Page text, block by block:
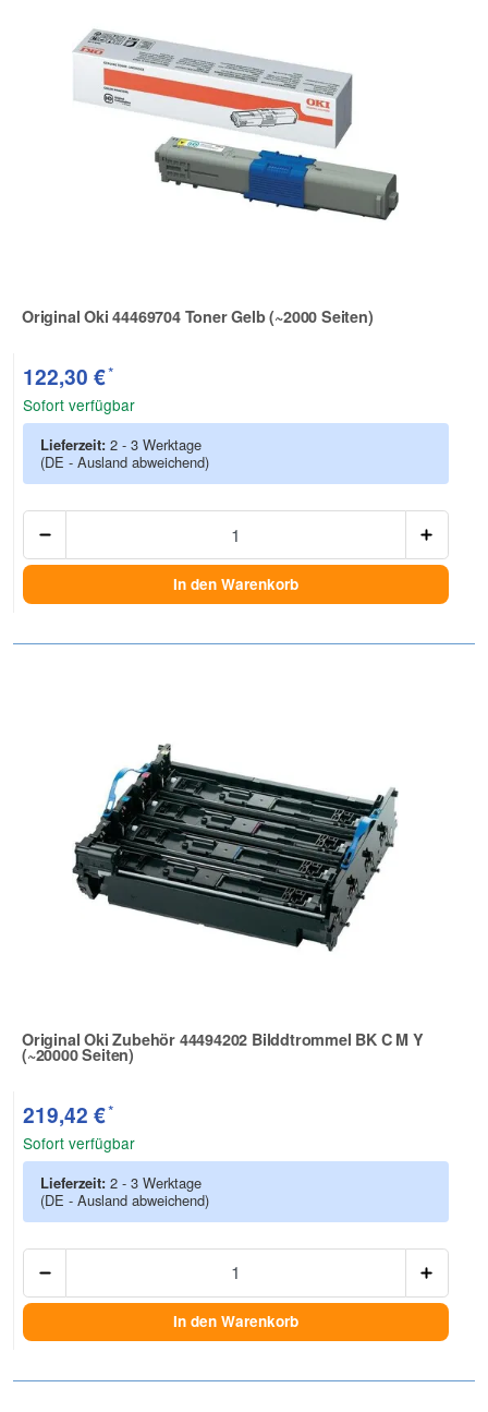
Original Oki 44469704 Toner Gelb (~2000 Seiten)
Zur Artikelbewertung
122,30 €*
Sofort verfügbar
Lieferzeit: 2 - 3 Werktage
(DE - Ausland abweichend)
In den Warenkorb
Original Oki Zubehör 44494202 Bilddtrommel BK C M Y
(~20000 Seiten)
Zur Artikelbewertung
219,42 €*
Sofort verfügbar
Lieferzeit: 2 - 3 Werktage
(DE - Ausland abweichend)
In den Warenkorb